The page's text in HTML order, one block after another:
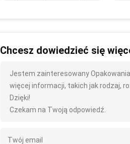
Chcesz dowiedzieć się
Jestem zainteresowany Opakowania
więcej informacji, takich jak rodzaj,
Dzięki!
Czekam na Twoją odpowiedź.